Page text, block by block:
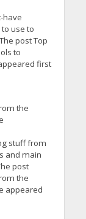
have
use to
post Top
to
first
the
stuff from
and main
post
the
appeared